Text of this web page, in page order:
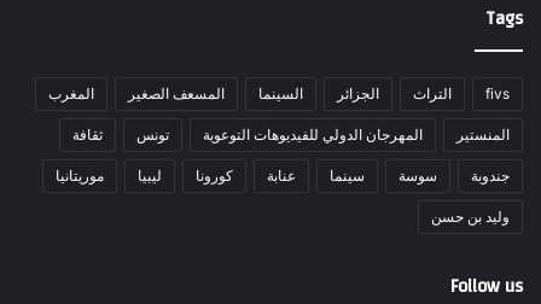
Tags
fivs التراث الجزائر السينما المسعف الصغير المغرب
المنستير المهرجان الدولي للفيديوهات التوعوية تونس ثقافة
جندوبة سوسة سينما عنابة كورونا ليبيا موريتانيا
وليد بن حسن
Follow us